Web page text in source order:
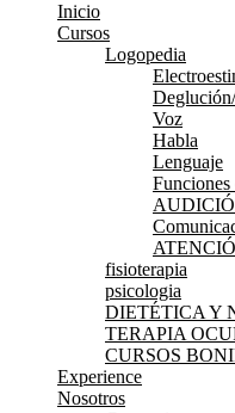
Inicio
Cursos
Logopedia
Voz
Habla
Lenguaje
Funciones
fisioterapia
psicologia
DIETÉTICA Y
TERAPIA
CURSOS
Experience
Nosotros